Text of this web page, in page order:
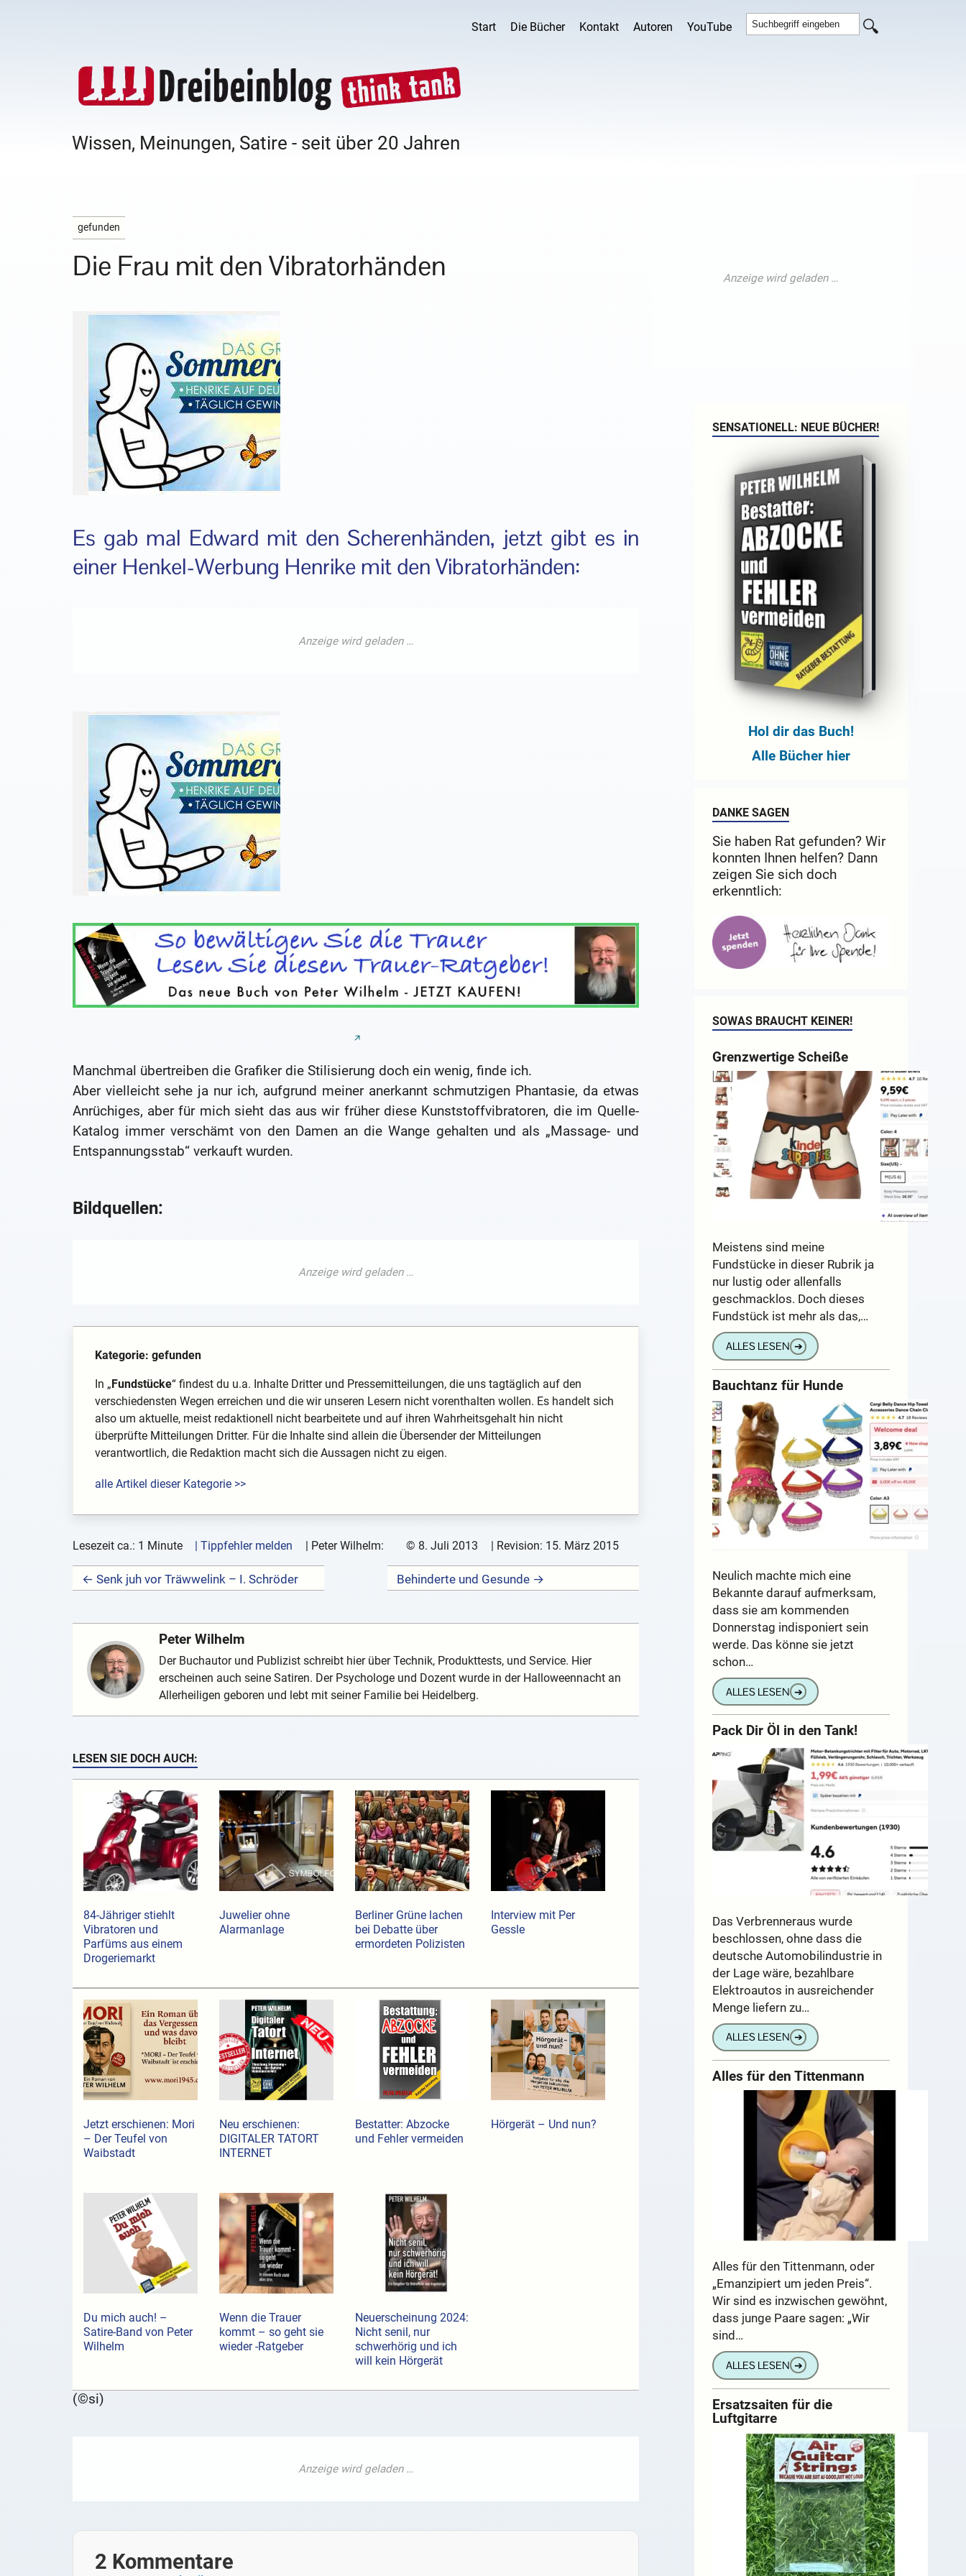
Start Die Bücher Kontakt Autoren YouTube
Wissen, Meinungen, Satire - seit über 20 Jahren
gefunden
Die Frau mit den Vibratorhänden
Es gab mal Edward mit den Scherenhänden, jetzt gibt es in
einer Henkel-Werbung Henrike mit den Vibratorhänden:
Manchmal übertreiben die Grafiker die Stilisierung doch ein wenig, finde ich.
Aber vielleicht sehe ja nur ich, aufgrund meiner anerkannt schmutzigen Phantasie, da etwas
Anrüchiges, aber für mich sieht das aus wir früher diese Kunststoffvibratoren, die im Quelle-
Katalog immer verschämt von den Damen an die Wange gehalten und als „Massage- und
Entspannungsstab“ verkauft wurden.
Bildquellen:
Kategorie: gefunden
In „Fundstücke“ findest du u.a. Inhalte Dritter und Pressemitteilungen, die uns tagtäglich auf den
verschiedensten Wegen erreichen und die wir unseren Lesern nicht vorenthalten wollen. Es handelt sich
also um aktuelle, meist redaktionell nicht bearbeitete und auf ihren Wahrheitsgehalt hin nicht
überprüfte Mitteilungen Dritter. Für die Inhalte sind allein die Übersender der Mitteilungen
verantwortlich, die Redaktion macht sich die Aussagen nicht zu eigen.
alle Artikel dieser Kategorie >>
Lesezeit ca.: 1 Minute | Tippfehler melden | Peter Wilhelm: © 8. Juli 2013 | Revision: 15. März 2015
← Senk juh vor Träwwelink – I. Schröder Behinderte und Gesunde →
Peter Wilhelm
Der Buchautor und Publizist schreibt hier über Technik, Produkttests, und Service. Hier
erscheinen auch seine Satiren. Der Psychologe und Dozent wurde in der Halloweennacht an
Allerheiligen geboren und lebt mit seiner Familie bei Heidelberg.
LESEN SIE DOCH AUCH:
84-Jähriger stiehlt
Vibratoren und
Parfüms aus einem
Drogeriemarkt
Juwelier ohne
Alarmanlage
Berliner Grüne lachen
bei Debatte über
ermordeten Polizisten
Interview mit Per
Gessle
Jetzt erschienen: Mori
– Der Teufel von
Waibstadt
Neu erschienen:
DIGITALER TATORT
INTERNET
Bestatter: Abzocke
und Fehler vermeiden
Hörgerät – Und nun?
Du mich auch! –
Satire-Band von Peter
Wilhelm
Wenn die Trauer
kommt – so geht sie
wieder -Ratgeber
Neuerscheinung 2024:
Nicht senil, nur
schwerhörig und ich
will kein Hörgerät
(©si)
2 Kommentare
SENSATIONELL: NEUE BÜCHER!
Hol dir das Buch!
Alle Bücher hier
DANKE SAGEN
Sie haben Rat gefunden? Wir
konnten Ihnen helfen? Dann
zeigen Sie sich doch
erkenntlich:
SOWAS BRAUCHT KEINER!
Grenzwertige Scheiße
Meistens sind meine
Fundstücke in dieser Rubrik ja
nur lustig oder allenfalls
geschmacklos. Doch dieses
Fundstück ist mehr als das,…
ALLES LESEN ➔
Bauchtanz für Hunde
Neulich machte mich eine
Bekannte darauf aufmerksam,
dass sie am kommenden
Donnerstag indisponiert sein
werde. Das könne sie jetzt
schon…
ALLES LESEN ➔
Pack Dir Öl in den Tank!
Das Verbrenneraus wurde
beschlossen, ohne dass die
deutsche Automobilindustrie in
der Lage wäre, bezahlbare
Elektroautos in ausreichender
Menge liefern zu…
ALLES LESEN ➔
Alles für den Tittenmann
Alles für den Tittenmann, oder
„Emanzipiert um jeden Preis“.
Wir sind es inzwischen gewöhnt,
dass junge Paare sagen: „Wir
sind…
ALLES LESEN ➔
Ersatzsaiten für die
Luftgitarre